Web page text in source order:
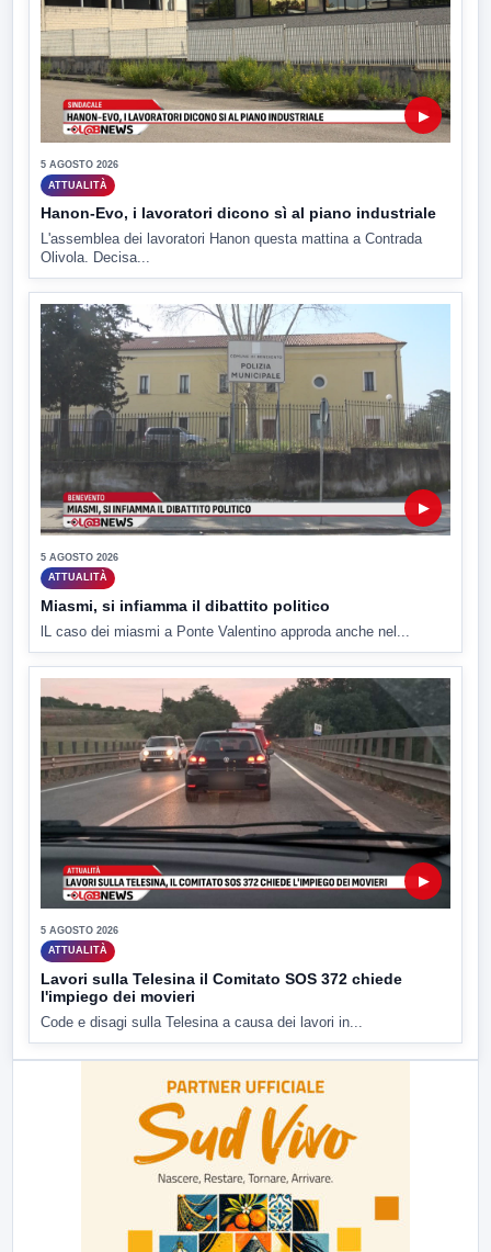
▶
5 AGOSTO 2026
ATTUALITÀ
Hanon-Evo, i lavoratori dicono sì al piano industriale
L'assemblea dei lavoratori Hanon questa mattina a Contrada
Olivola. Decisa...
▶
5 AGOSTO 2026
ATTUALITÀ
Miasmi, si infiamma il dibattito politico
lL caso dei miasmi a Ponte Valentino approda anche nel...
▶
5 AGOSTO 2026
ATTUALITÀ
Lavori sulla Telesina il Comitato SOS 372 chiede
l'impiego dei movieri
Code e disagi sulla Telesina a causa dei lavori in...